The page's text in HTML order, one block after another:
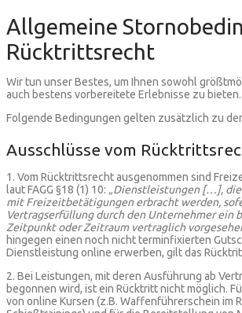
Allgemeine
Rücktrittsrecht
Wir tun unser Bestes, um Ihnen sowohl
auch bestens vorbereitete Erlebnisse zu bieten.
Folgende Bedingungen gelten zusätzlich zu
Ausschlüsse vom
1. Vom Rücktrittsrecht ausgenommen sind
laut FAGG §18 (1) 10: „Dienstleistungen […], die
mit Freizeitbetätigungen erbracht werden,
Vertragserfüllung durch den Unternehmer ein
Zeitpunkt oder Zeitraum vertraglich
hingegen einen noch nicht terminfixierten
Dienstleistung online erwerben, gilt das
2. Bei Leistungen, mit deren Ausführung ab
begonnen wird, ist ein Rücktritt nicht möglich.
von online Kursen (z.B. Waffenführerschein im